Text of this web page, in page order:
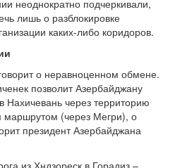
неоднократно подчеркивали,
лишь о разблокировке
каких-либо коридоров.
о неравноценном обмене.
позволит Азербайджану
Нахичевань через территорию
маршрутом (через Мегри), о
президент Азербайджана